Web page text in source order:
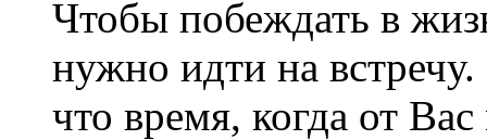
Чтобы побеждать в
нужно идти на
что время, когда от